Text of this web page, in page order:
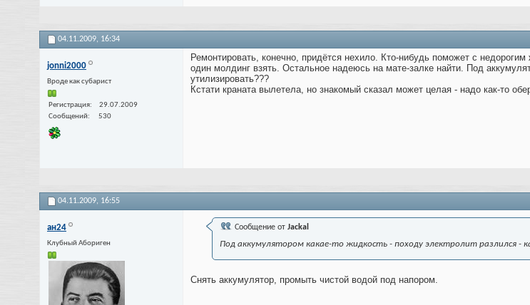
04.11.2009, 16:34
jonni2000
Вроде как субарист
Регистрация
29.07.2009
Сообщений
530
Ремонтировать, конечно, придётся нехило. Кто-нибудь поможет с
один молдинг взять. Остальное надеюсь на мате-залке найти. Под
утилизировать???
Кстати краната вылетела, но знакомый сказал может целая - надо как-то
04.11.2009, 16:55
ан24
Клубный Абориген
Сообщение от Jackal
Под аккумулятором какае-то жидкость - походу электролит разлился -
Снять аккумулятор, промыть чистой водой под напором.